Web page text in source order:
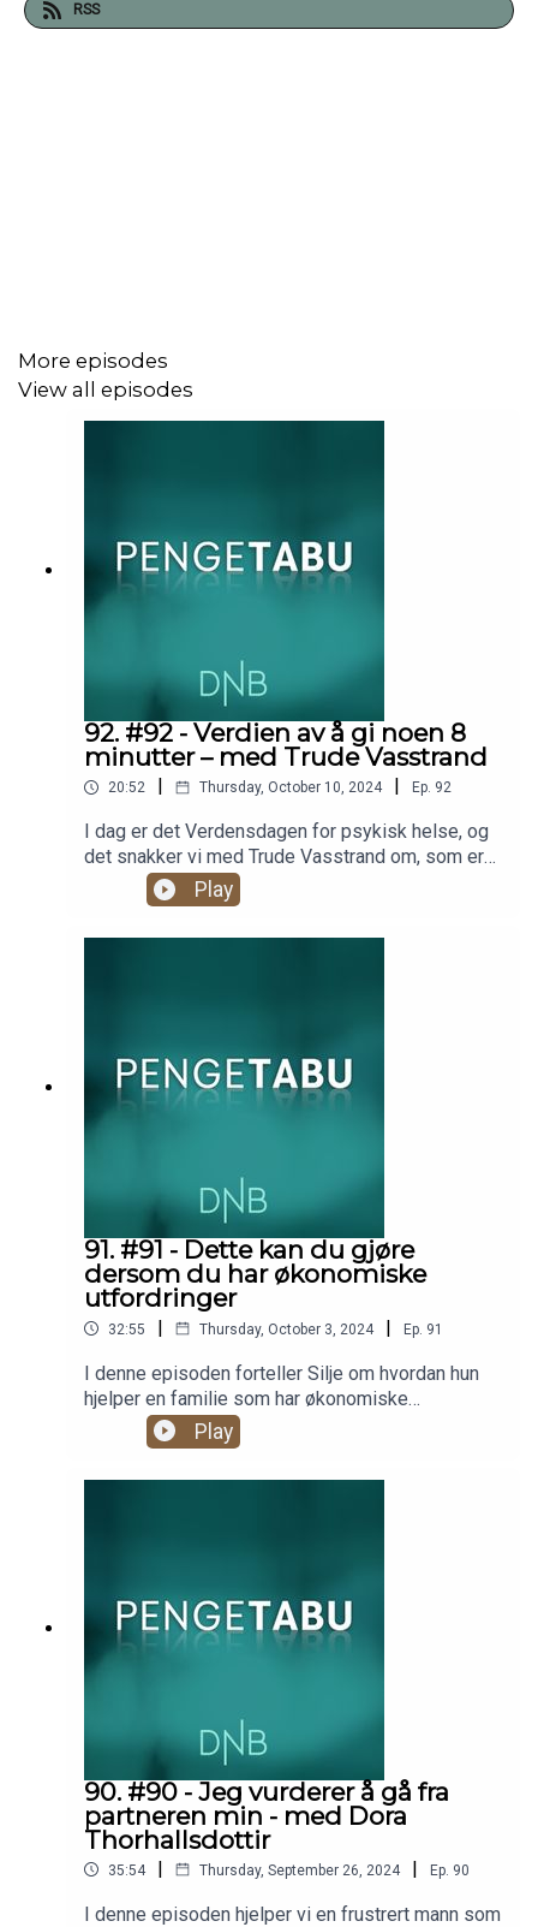
RSS
More episodes
View all episodes
92. #92 - Verdien av å gi noen 8
minutter – med Trude Vasstrand
20:52 Thursday, October 10, 2024 Ep. 92
I dag er det Verdensdagen for psykisk helse, og
det snakker vi med Trude Vasstrand om, som er
TV-personlighet og lærer. Hun deler åpent om det
å ha "konvoluttskrekk" og hvordan hun som lærer
oppfatter at unge har det i dag. Silje forteller om
Play
91. #91 - Dette kan du gjøre
dersom du har økonomiske
utfordringer
32:55 | Thursday, October 3, 2024 | Ep. 91
I denne episoden forteller Silje om hvordan hun
hjelper en familie som har økonomiske
utfordringer. Hun deler tips til hva du kan gjøre
dersom du har det trangt økonomisk, og hvor du
Faarlund
Play
90. #90 - Jeg vurderer å gå fra
partneren min - med Dora
Thorhallsdottir
35:54 | Thursday, September 26, 2024 | Ep. 90
I denne episoden hjelper vi en frustrert mann som